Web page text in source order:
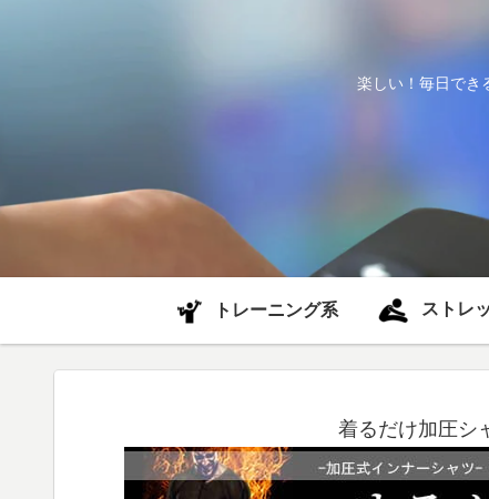
楽しい！毎日でき
トレーニング系 ストレ
着るだけ加圧シ